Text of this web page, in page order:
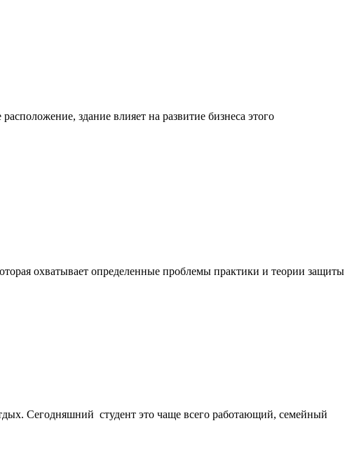
здание влияет на развитие бизнеса этого
охватывает определенные проблемы практики и теории защиты
Сегодняшний студент это чаще всего работающий, семейный